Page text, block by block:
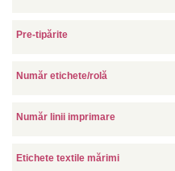
Pre-tipărite
Număr etichete/rolă
Număr linii imprimare
Etichete textile mărimi